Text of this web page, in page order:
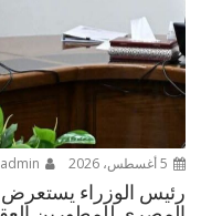
رئيس الوزراء يستعرض